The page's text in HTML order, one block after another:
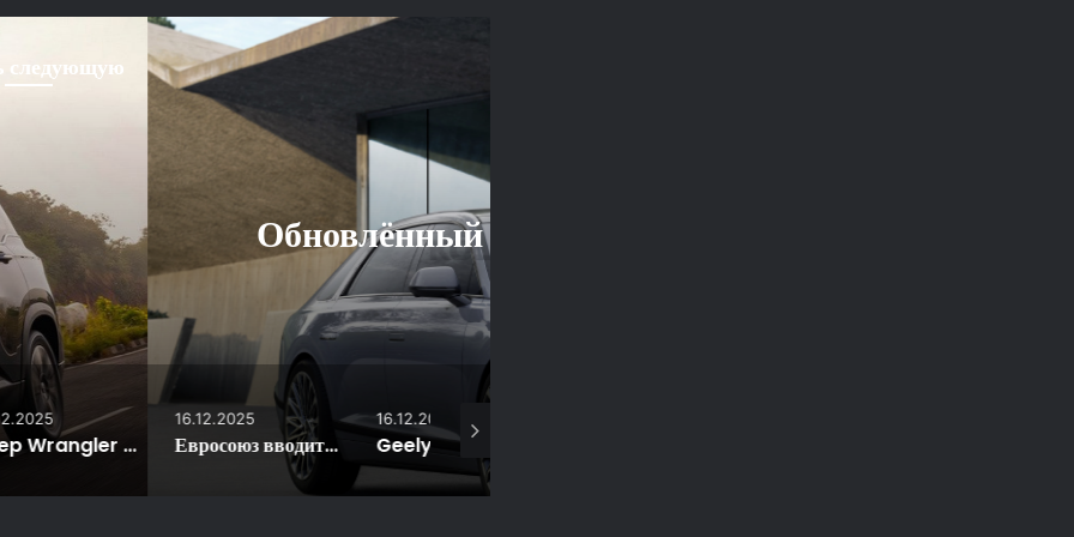
следующую
Grandeur: первые
с олдскульным дизайном
16.12.2025
Евросоюз вводит норматив по использованию переработанного пластика в автомобилях
16.12.2025
Geely Monjaro с обновлённым салоном и адаптивной подвеской в России: объявлена цена